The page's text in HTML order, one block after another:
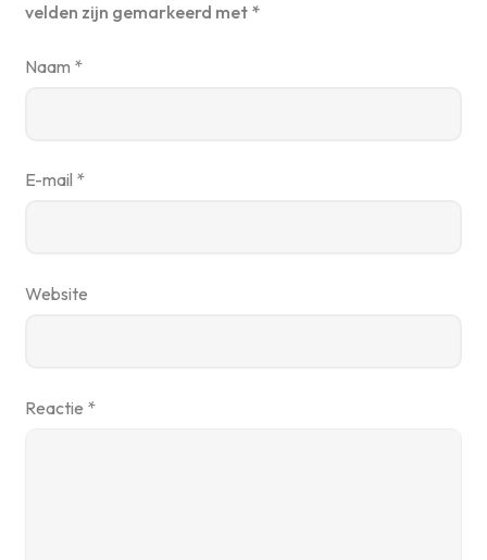
velden zijn gemarkeerd met *
Naam *
E-mail *
Website
Reactie *